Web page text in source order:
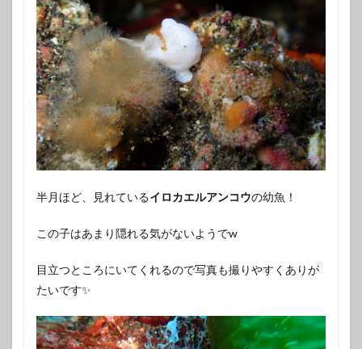
半月ほど、見れているイロカエルアンコウの幼魚！
この子はあまり隠れる気がないようでw
目立つところにいてくれるので写真も撮りやすくありが
たいです✨️